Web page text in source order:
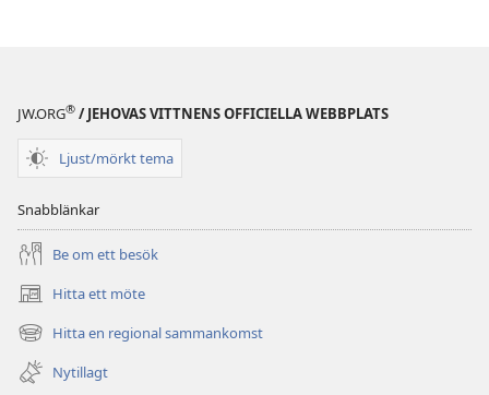
JW.ORG® / JEHOVAS VITTNENS OFFICIELLA WEBBPLATS
Ljust/mörkt tema
Snabblänkar
Be om ett besök
Hitta ett möte
(öppnar
nytt
fönster)
Hitta en regional sammankomst
(öppnar
nytt
fönster)
Nytillagt